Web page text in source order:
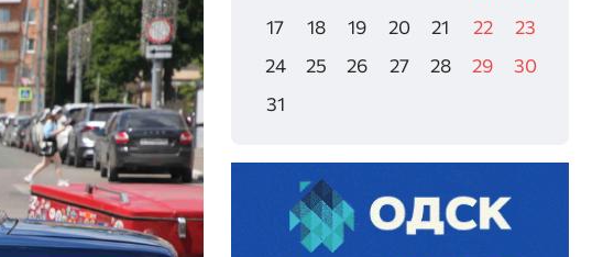
17
18 19 20 21 22
23
24
25 26 27 28 29
30
31